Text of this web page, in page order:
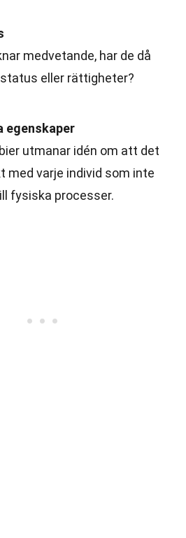
medvetande, har de då
eller rättigheter?
egenskaper
utmanar idén om att det
med varje individ som inte
fysiska processer.